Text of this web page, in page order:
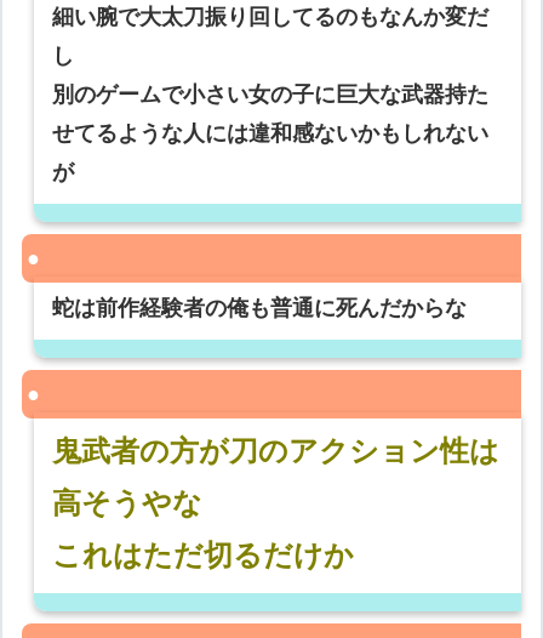
細い腕で大太刀振り回してるのもなんか変だ
し
別のゲームで小さい女の子に巨大な武器持た
せてるような人には違和感ないかもしれない
が
蛇は前作経験者の俺も普通に死んだからな
鬼武者の方が刀のアクション性は
高そうやな
これはただ切るだけか